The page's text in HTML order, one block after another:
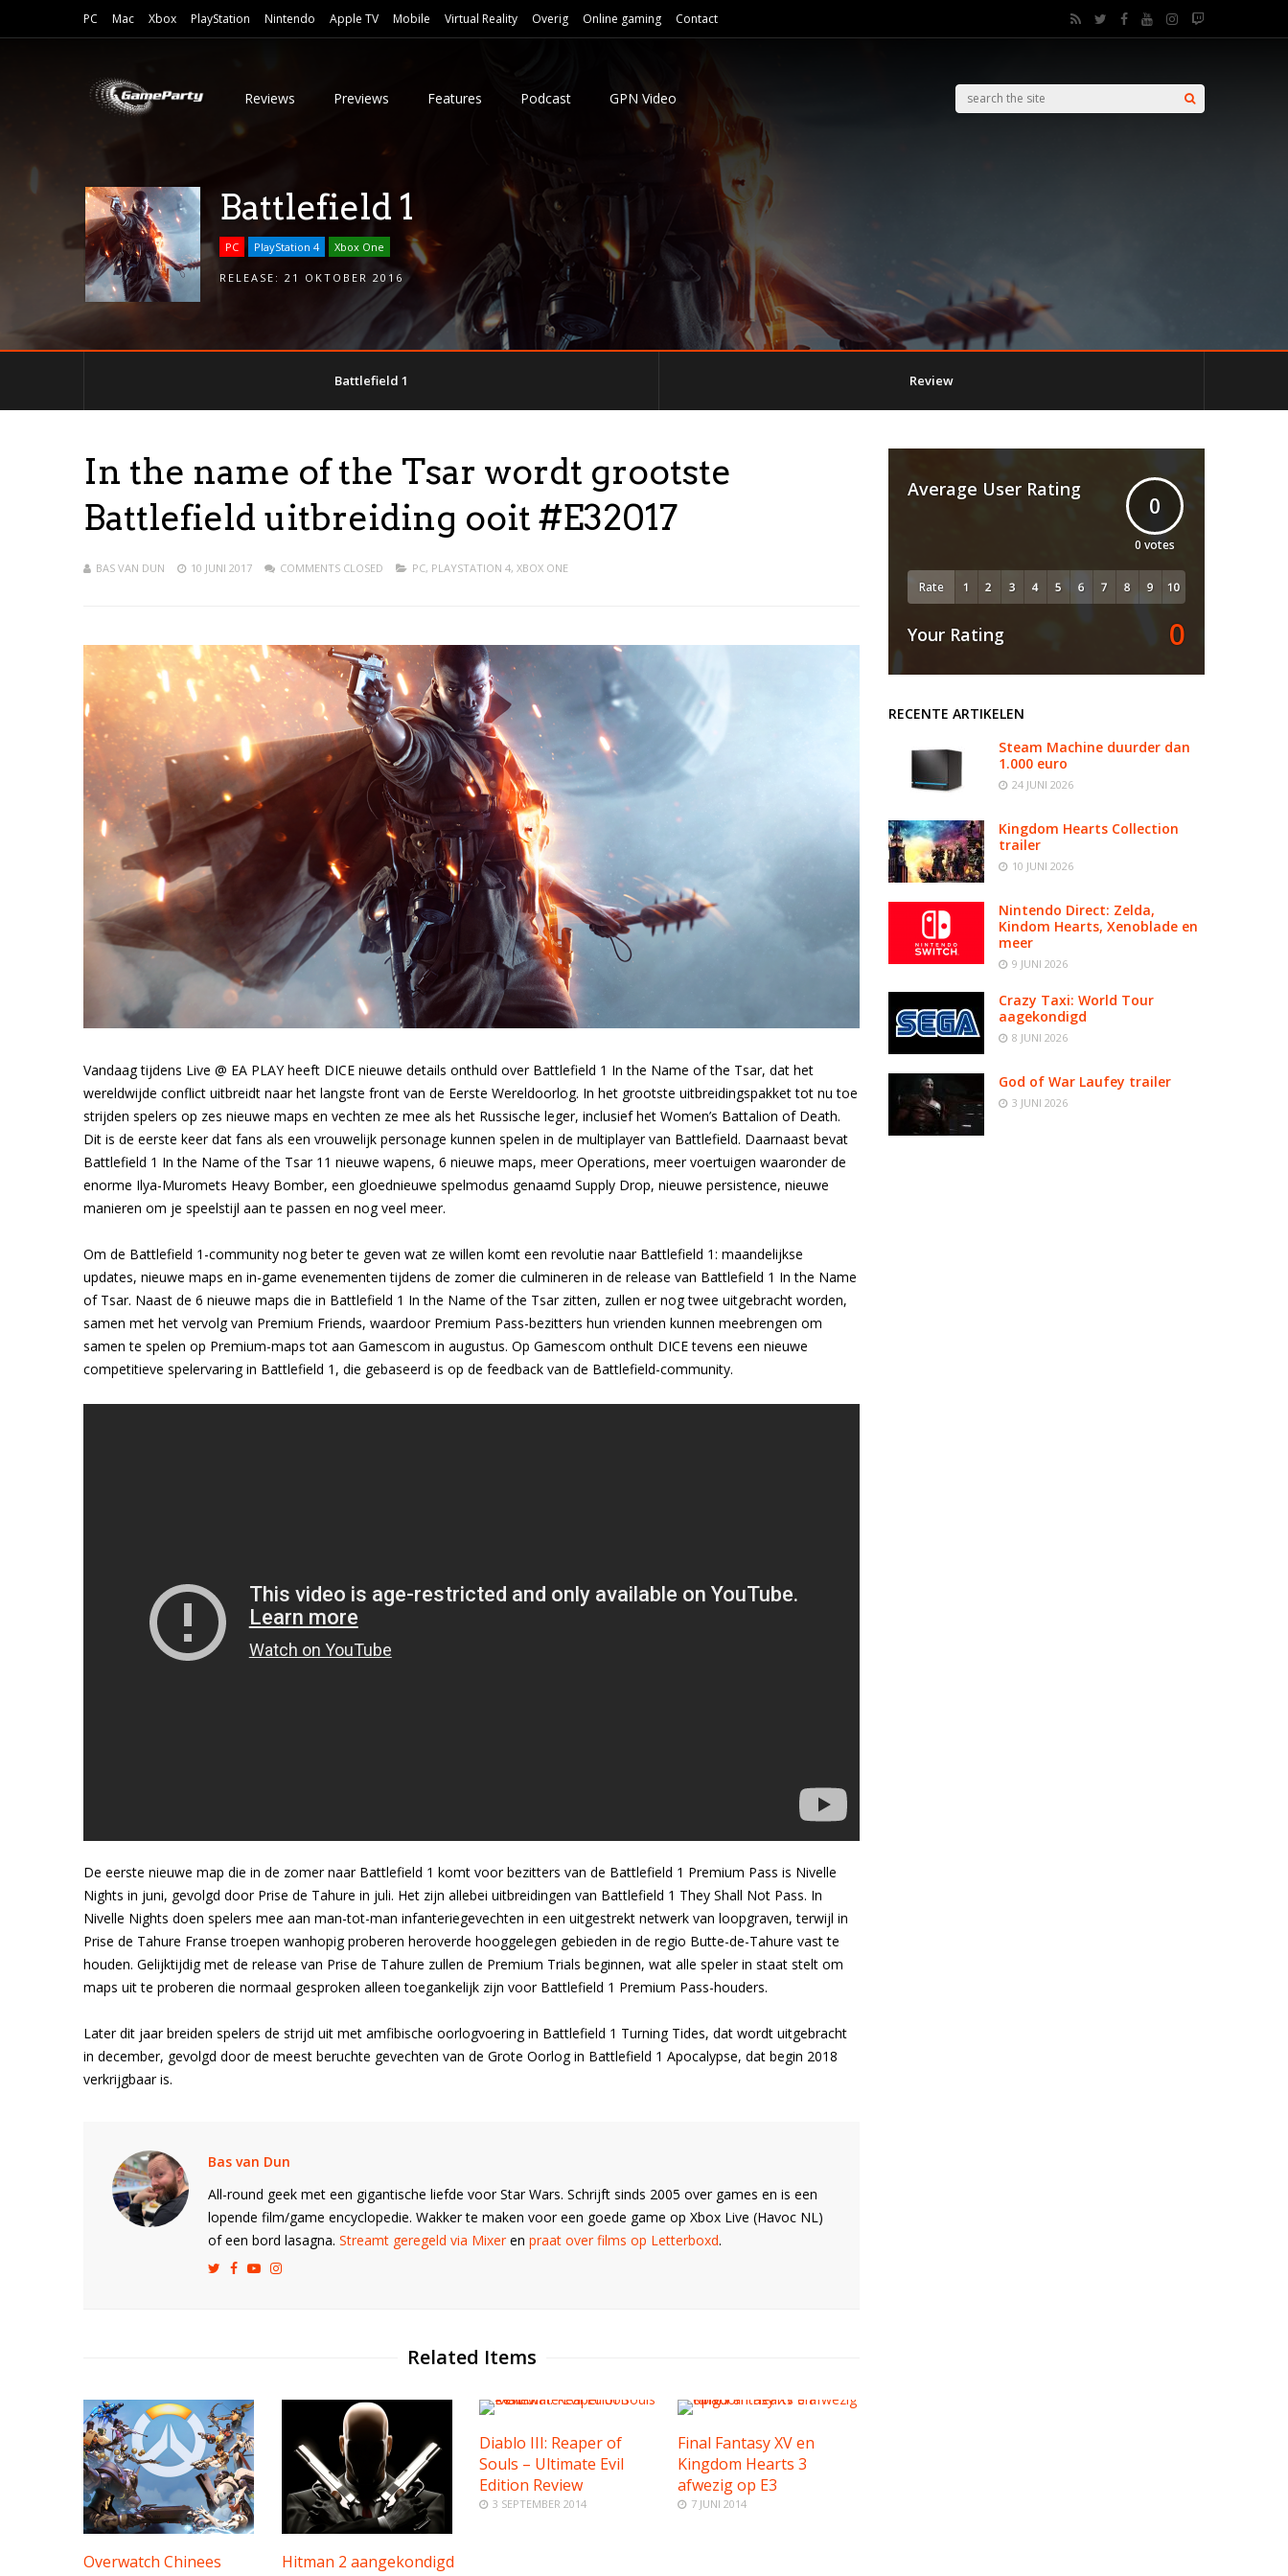
PC Mac Xbox PlayStation Nintendo Apple TV Mobile Virtual Reality Overig Online gaming Contact
Reviews Previews Features Podcast GPN Video
Battlefield 1
PC PlayStation 4 Xbox One
RELEASE: 21 OKTOBER 2016
Battlefield 1 Review
In the name of the Tsar wordt grootste
Battlefield uitbreiding ooit #E32017
BAS VAN DUN 10 JUNI 2017 COMMENTS CLOSED PC, PLAYSTATION 4, XBOX ONE
Vandaag tijdens Live @ EA PLAY heeft DICE nieuwe details onthuld over Battlefield 1 In the Name of the Tsar, dat het
wereldwijde conflict uitbreidt naar het langste front van de Eerste Wereldoorlog. In het grootste uitbreidingspakket tot nu toe
strijden spelers op zes nieuwe maps en vechten ze mee als het Russische leger, inclusief het Women’s Battalion of Death.
Dit is de eerste keer dat fans als een vrouwelijk personage kunnen spelen in de multiplayer van Battlefield. Daarnaast bevat
Battlefield 1 In the Name of the Tsar 11 nieuwe wapens, 6 nieuwe maps, meer Operations, meer voertuigen waaronder de
enorme Ilya-Muromets Heavy Bomber, een gloednieuwe spelmodus genaamd Supply Drop, nieuwe persistence, nieuwe
manieren om je speelstijl aan te passen en nog veel meer.
Om de Battlefield 1-community nog beter te geven wat ze willen komt een revolutie naar Battlefield 1: maandelijkse
updates, nieuwe maps en in-game evenementen tijdens de zomer die culmineren in de release van Battlefield 1 In the Name
of Tsar. Naast de 6 nieuwe maps die in Battlefield 1 In the Name of the Tsar zitten, zullen er nog twee uitgebracht worden,
samen met het vervolg van Premium Friends, waardoor Premium Pass-bezitters hun vrienden kunnen meebrengen om
samen te spelen op Premium-maps tot aan Gamescom in augustus. Op Gamescom onthult DICE tevens een nieuwe
competitieve spelervaring in Battlefield 1, die gebaseerd is op de feedback van de Battlefield-community.
De eerste nieuwe map die in de zomer naar Battlefield 1 komt voor bezitters van de Battlefield 1 Premium Pass is Nivelle
Nights in juni, gevolgd door Prise de Tahure in juli. Het zijn allebei uitbreidingen van Battlefield 1 They Shall Not Pass. In
Nivelle Nights doen spelers mee aan man-tot-man infanteriegevechten in een uitgestrekt netwerk van loopgraven, terwijl in
Prise de Tahure Franse troepen wanhopig proberen heroverde hooggelegen gebieden in de regio Butte-de-Tahure vast te
houden. Gelijktijdig met de release van Prise de Tahure zullen de Premium Trials beginnen, wat alle speler in staat stelt om
maps uit te proberen die normaal gesproken alleen toegankelijk zijn voor Battlefield 1 Premium Pass-houders.
Later dit jaar breiden spelers de strijd uit met amfibische oorlogvoering in Battlefield 1 Turning Tides, dat wordt uitgebracht
in december, gevolgd door de meest beruchte gevechten van de Grote Oorlog in Battlefield 1 Apocalypse, dat begin 2018
verkrijgbaar is.
Bas van Dun
All-round geek met een gigantische liefde voor Star Wars. Schrijft sinds 2005 over games en is een
lopende film/game encyclopedie. Wakker te maken voor een goede game op Xbox Live (Havoc NL)
of een bord lasagna. Streamt geregeld via Mixeren praat over films op Letterboxd.
Related Items
Overwatch Chinees
Hitman 2 aangekondigd
Diablo III: Reaper of
Souls – Ultimate Evil
Edition Review
3 SEPTEMBER 2014
Final Fantasy XV en
Kingdom Hearts 3
afwezig op E3
7 JUNI 2014
Average User Rating
0
0 votes
Rate
Your Rating 0
RECENTE ARTIKELEN
Steam Machine duurder dan
1.000 euro
24 JUNI 2026
Kingdom Hearts Collection
trailer
10 JUNI 2026
Nintendo Direct: Zelda,
Kindom Hearts, Xenoblade en
meer
9 JUNI 2026
Crazy Taxi: World Tour
aagekondigd
8 JUNI 2026
God of War Laufey trailer
3 JUNI 2026